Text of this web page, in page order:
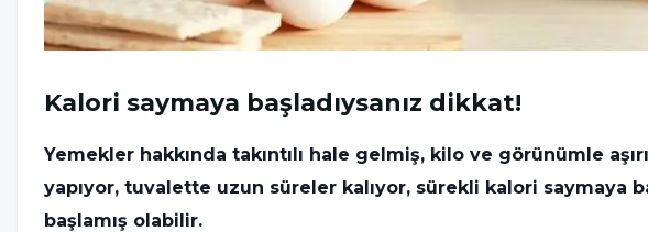
Kalori saymaya başladıysanız dikkat!
Yemekler hakkında takıntılı hale gelmiş, kilo ve görünümle
yapıyor, tuvalette uzun süreler kalıyor, sürekli kalori saymaya
başlamış olabilir.